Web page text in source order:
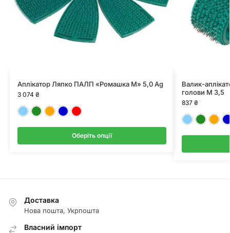
Аплікатор Ляпко ПАЛП «Ромашка М» 5,0 Ag
3 074 ₴
Блакитний
Оберіть опції
Валик-
голови М 3,5
837 ₴
Доставка
Нова пошта, Укрпошта
Власний імпорт